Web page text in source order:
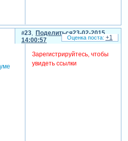
татьяна55 (23-02-2015
11:36:06)
Поделиться
23
23-02-2015
14:00:57
Зарегистрируйтесь, чтобы
увидеть ссылки
+1